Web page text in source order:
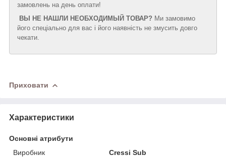
замовлень на день оплати!
ВЫ НЕ НАШЛИ НЕОБХОДИМЫЙ ТОВАР? Ми замовимо
його спеціально для вас і його наявність не змусить довго
чекати.
Приховати
Характеристики
Основні атрибути
Виробник
Cressi Sub